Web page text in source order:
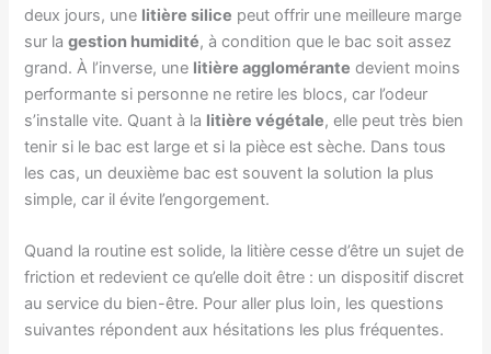
deux jours, une litière silice peut offrir une meilleure marge
sur lagestion humidité, à condition que le bac soit assez
grand. À l’inverse, une litière agglomérante devient moins
performante si personne ne retire les blocs, car l’odeur
s’installe vite. Quant à la litière végétale, elle peut très bien
tenir si le bac est large et si la pièce est sèche. Dans tous
les cas, un deuxième bac est souvent la solution la plus
simple, car il évite l’engorgement.
Quand la routine est solide, la litière cesse d’être un sujet de
friction et redevient ce qu’elle doit être : un dispositif discret
au service du bien-être. Pour aller plus loin, les questions
suivantes répondent aux hésitations les plus fréquentes.